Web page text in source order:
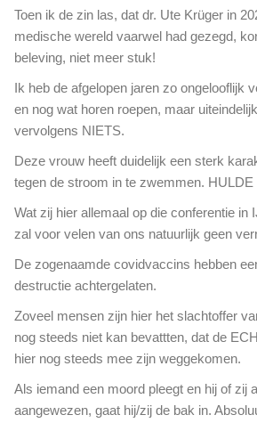
u
i
t
e
o
p
n
b
a
h
e
d
g
e
o
u
a
k
o
m
e
n
m
v
l
k
i
s
c
Toen ik de zin las, dat dr. Ute Krüger in
medische wereld vaarwel had gezegd,
beleving, niet meer stuk!
Ik heb de afgelopen jaren zo ongelooflijk
en nog wat horen roepen, maar
vervolgens NIETS.
Deze vrouw heeft duidelijk een sterk
tegen de stroom in te zwemmen. HULDE
Wat zij hier allemaal op die conferentie in
zal voor velen van ons natuurlijk geen
De zogenaamde covidvaccins hebben
destructie achtergelaten.
Zoveel mensen zijn hier het slachtoffer
nog steeds niet kan bevattten, dat de
hier nog steeds mee zijn weggekomen.
Als iemand een moord pleegt en hij of zij
aangewezen, gaat hij/zij de bak in.